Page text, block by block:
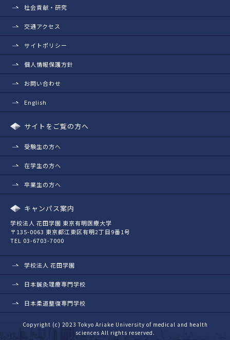
社会貢献・研究
交通アクセス
サイトポリシー
個人情報保護方針
お問い合わせ
English
サイトをご覧の方へ
受験生の方へ
在学生の方へ
卒業生の方へ
キャンパス案内
学校法人 花田学園 東京有明医療大学
〒135-0063 東京都江東区有明2丁目9番1号
TEL 03-6703-7000
学校法人 花田学園
日本鍼灸理療専門学校
日本柔道整復専門学校
Copyright (c) 2023 Tokyo Ariake University of medical and health
sciences All rights reserved.